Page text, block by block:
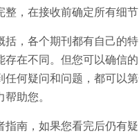
整，在接收前确定所有细
括，各个期刊都有自己的特
存在不同。但您可以确信的
任何疑问和问题，都可以
助您。
指南，如果您看完后仍有疑